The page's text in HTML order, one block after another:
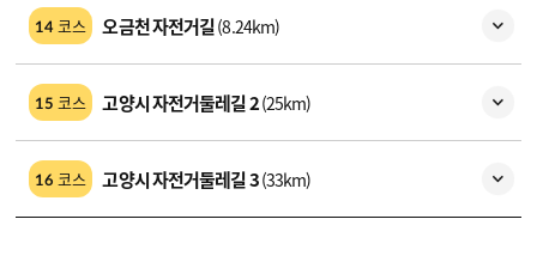
14 코스 오금천 자전거길(8.24km)
15 코스 고양시 자전거둘레길 2(25km)
16 코스 고양시 자전거둘레길 3(33km)